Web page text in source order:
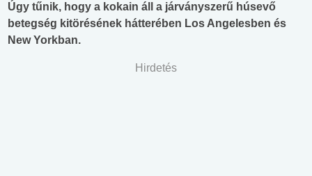
Úgy tűnik, hogy a kokain áll a járványszerű húsevő
betegség kitörésének hátterében Los Angelesben és
New Yorkban.
Hirdetés